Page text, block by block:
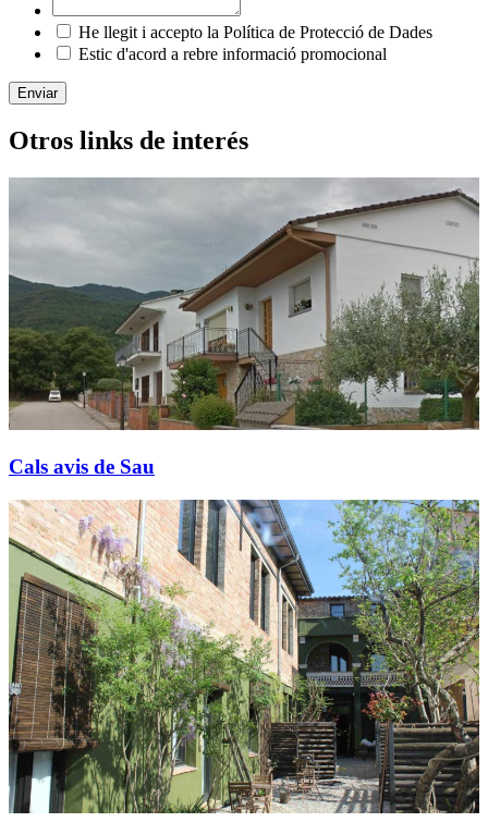
He llegit i accepto la Política de Protecció de Dades
Estic d'acord a rebre informació promocional
Enviar
Otros links de interés
Cals avis de Sau